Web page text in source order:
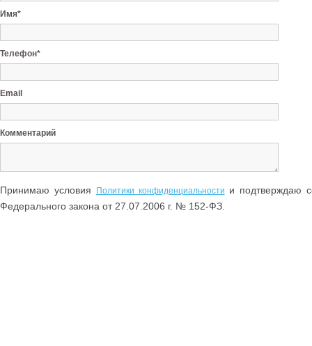
Имя*
Телефон*
Email
Комментарий
Принимаю условия Политики конфиденциальности и подтверждаю
Федерального закона от 27.07.2006 г. № 152-ФЗ.